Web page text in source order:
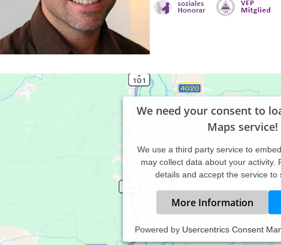
We need your consent to
Maps service!
We use a third party service to
may collect data about your activity.
details and accept the service to
More Information
Powered by Usercentrics Consent
Einzel-, Paar- und Gruppentherapie (Psychodrama)